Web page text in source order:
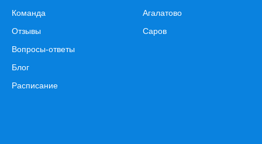
Команда
Отзывы
Вопросы-ответы
Блог
Расписание
Агалатово
Саров